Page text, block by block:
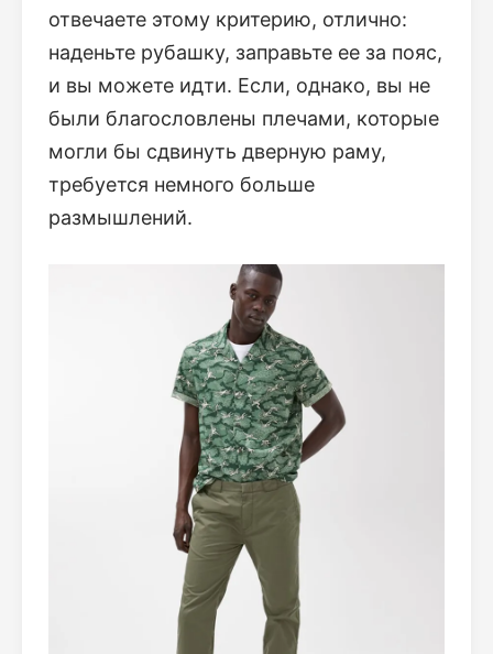
отвечаете этому критерию, отлично:
наденьте рубашку, заправьте ее за пояс,
и вы можете идти. Если, однако, вы не
были благословлены плечами, которые
могли бы сдвинуть дверную раму,
требуется немного больше
размышлений.